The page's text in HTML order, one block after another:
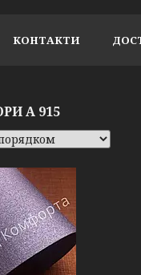
КОНТАКТИ
А 915